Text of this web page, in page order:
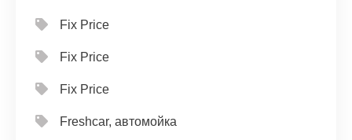
Fix Price
Fix Price
Fix Price
Freshcar, автомойка